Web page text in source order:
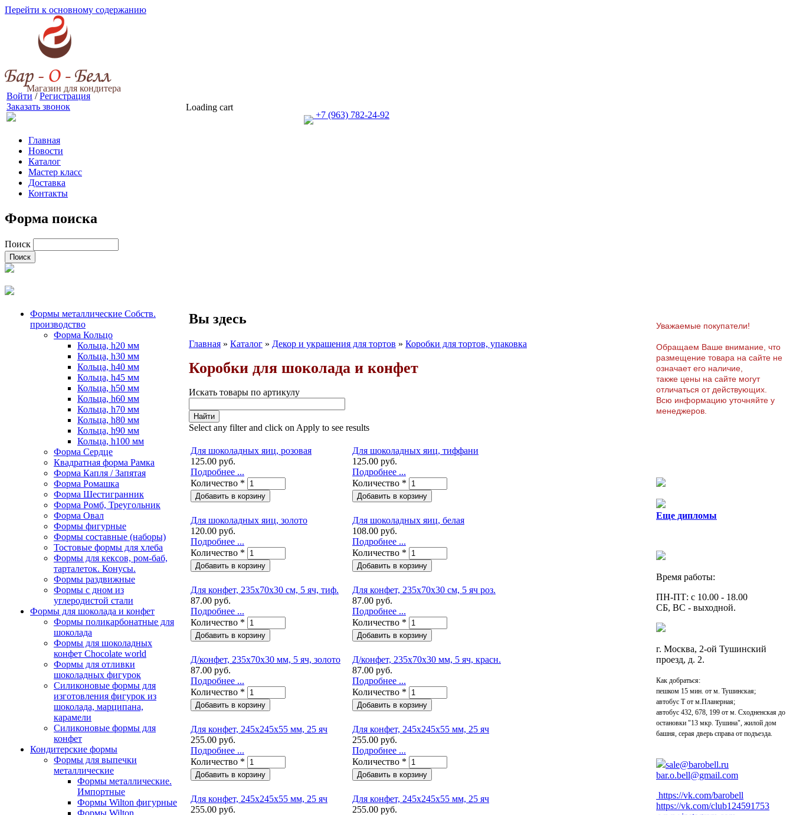
Перейти к основному содержанию
Магазин для кондитера
Войти /Регистрация
Заказать звонок
Loading cart
+7 (963) 782-24-92
Главная
Новости
Каталог
Мастер класс
Доставка
Контакты
Форма поиска
Поиск
Формы металлические Собств.
производство
Форма Кольцо
Кольца, h20 мм
Кольца, h30 мм
Кольца, h40 мм
Кольца, h45 мм
Кольца, h50 мм
Кольца, h60 мм
Кольца, h70 мм
Кольца, h80 мм
Кольца, h90 мм
Кольца, h100 мм
Форма Сердце
Квадратная форма Рамка
Форма Капля / Запятая
Форма Ромашка
Форма Шестигранник
Форма Ромб, Треугольник
Форма Овал
Формы фигурные
Формы составные (наборы)
Тостовые формы для хлеба
Формы для кексов, ром-баб,
тарталеток. Конусы.
Формы раздвижные
Формы с дном из
углеродистой стали
Формы для шоколада и конфет
Формы поликарбонатные для
шоколада
Формы для шоколадных
конфет Сhocolate world
Формы для отливки
шоколадных фигурок
Силиконовые формы для
изготовления фигурок из
шоколада, марципана,
карамели
Силиконовые формы для
конфет
Кондитерские формы
Формы для выпечки
металлические
Формы металлические.
Импортные
Формы Wilton фигурные
Формы Wilton
Вы здесь
Главная » Каталог » Декор и украшения для тортов » Коробки для тортов, упаковка
Коробки для шоколада и конфет
Искать товары по артикулу
Select any filter and click on Apply to see results
Для шоколадных яиц, розовая
125.00 руб.
Подробнее ...
Количество *
Для шоколадных яиц, тиффани
125.00 руб.
Подробнее ...
Количество *
Для шоколадных яиц, золото
120.00 руб.
Подробнее ...
Количество *
Для шоколадных яиц, белая
108.00 руб.
Подробнее ...
Количество *
Для конфет, 235х70х30 см, 5 яч, тиф.
87.00 руб.
Подробнее ...
Количество *
Для конфет, 235х70х30 см, 5 яч роз.
87.00 руб.
Подробнее ...
Количество *
Д/конфет, 235х70х30 мм, 5 яч, золото
87.00 руб.
Подробнее ...
Количество *
Д/конфет, 235х70х30 мм, 5 яч, красн.
87.00 руб.
Подробнее ...
Количество *
Для конфет, 245х245х55 мм, 25 яч
255.00 руб.
Подробнее ...
Количество *
Для конфет, 245х245х55 мм, 25 яч
255.00 руб.
Подробнее ...
Количество *
Для конфет, 245х245х55 мм, 25 яч
255.00 руб.
Для конфет, 245х245х55 мм, 25 яч
255.00 руб.
Уважаемые покупатели!
Обращаем Ваше внимание, что
размещение товара на сайте не
означает его наличие,
также цены на сайте могут
отличаться от действующих.
Всю информацию уточняйте у
менеджеров.
Еще дипломы
Время работы:
ПН-ПТ: с 10.00 - 18.00
СБ, ВС - выходной.
г. Москва, 2-ой Тушинский
проезд, д. 2.
Как добраться:
пешком 15 мин. от м. Тушинская;
автобус Т от м.Планерная;
автобус 432, 678, 199 от м. Сходненская до
остановки "13 мкр. Тушина", жилой дом
башня, серая дверь справа от подъезда.
sale@barobell.ru
bar.o.bell@gmail.com
https://vk.com/barobell
https://vk.com/club124591753